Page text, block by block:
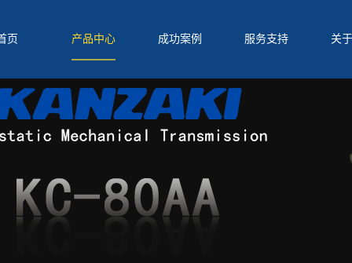
页 产品中心 成功案例 服务支持 关